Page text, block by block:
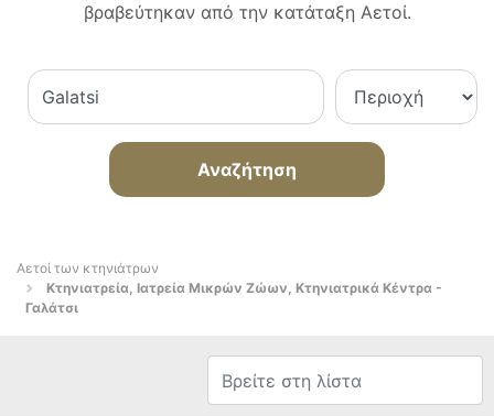
βραβεύτηκαν από την κατάταξη Αετοί.
Αναζήτηση
Αετοί των κτηνιάτρων
Κτηνιατρεία, Ιατρεία Μικρών Ζώων, Κτηνιατρικά Κέντρα -
Γαλάτσι